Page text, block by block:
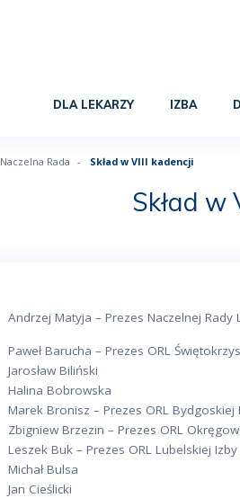
DLA LEKARZY IZBA
Naczelna Rada Skład w VIII kadencji
Skład w
Andrzej Matyja – Prezes Naczelnej Rady
Paweł Barucha – Prezes ORL
Jarosław Biliński
Halina Bobrowska
Marek Bronisz – Prezes ORL Bydgoskiej
Zbigniew Brzezin – Prezes ORL
Leszek Buk – Prezes ORL Lubelskiej
Michał Bulsa
Jan Cieślicki